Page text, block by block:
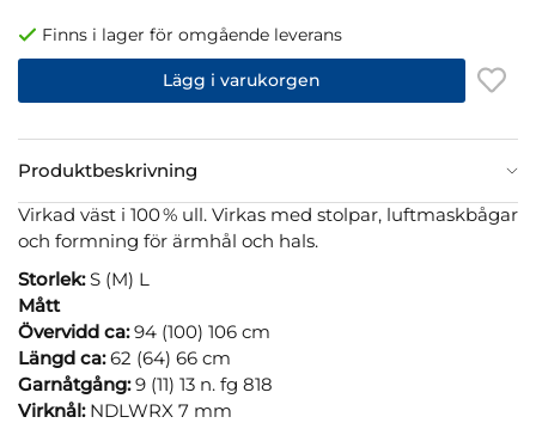
Finns i lager för omgående leverans
Lägg i varukorgen
Produktbeskrivning
Virkad väst i 100 % ull. Virkas med stolpar, luftmaskbågar
och formning för ärmhål och hals.
Storlek:S (M) L
Mått
Övervidd ca:94 (100) 106 cm
Längd ca:62 (64) 66 cm
Garnåtgång:9 (11) 13 n. fg 818
Virknål: NDLWRX 7 mm